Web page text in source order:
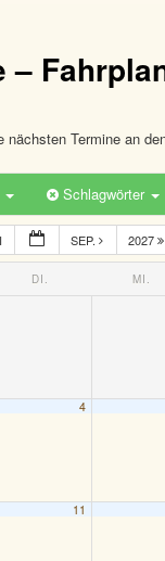
–
nächsten Termine an
Schlagwörter
SEP. 2027
DI. MI.
4
11